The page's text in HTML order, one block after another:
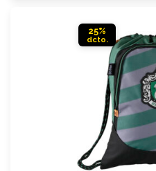
25%